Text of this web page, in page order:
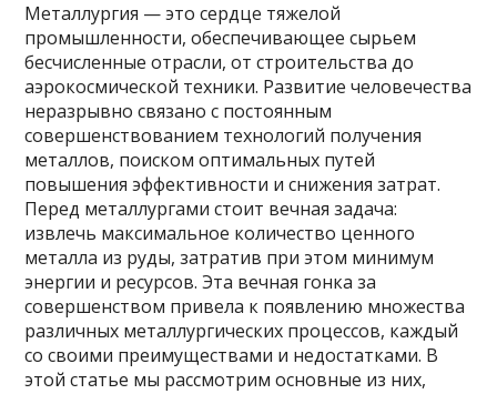
Металлургия — это сердце тяжелой
промышленности, обеспечивающее сырьем
бесчисленные отрасли, от строительства до
аэрокосмической техники. Развитие человечества
неразрывно связано с постоянным
совершенствованием технологий получения
металлов, поиском оптимальных путей
повышения эффективности и снижения затрат.
Перед металлургами стоит вечная задача:
извлечь максимальное количество ценного
металла из руды, затратив при этом минимум
энергии и ресурсов. Эта вечная гонка за
совершенством привела к появлению множества
различных металлургических процессов, каждый
со своими преимуществами и недостатками. В
этой статье мы рассмотрим основные из них,